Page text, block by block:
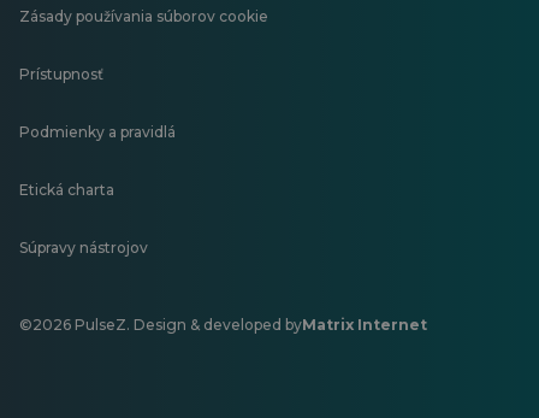
Zásady používania súborov cookie
Prístupnosť
Podmienky a pravidlá
Etická charta
Súpravy nástrojov
©2026 PulseZ. Design & developed byMatrix Internet
Otvorí